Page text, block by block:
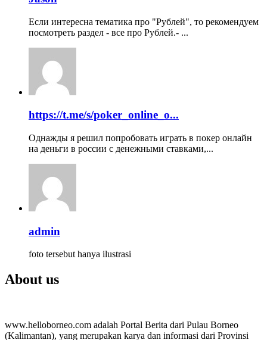
Если интересна тематика про "Рублей", то рекомендуем
посмотреть раздел - все про Рублей.- ...
https://t.me/s/poker_online_o...
Однажды я решил попробовать играть в покер онлайн
на деньги в россии с денежными ставками,...
admin
foto tersebut hanya ilustrasi
About us
www.helloborneo.com adalah Portal Berita dari Pulau Borneo
(Kalimantan), yang merupakan karya dan informasi dari Provinsi